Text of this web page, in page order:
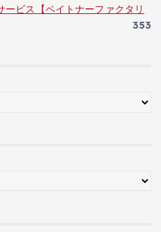
ビス【ペイトナーファクタリ
353